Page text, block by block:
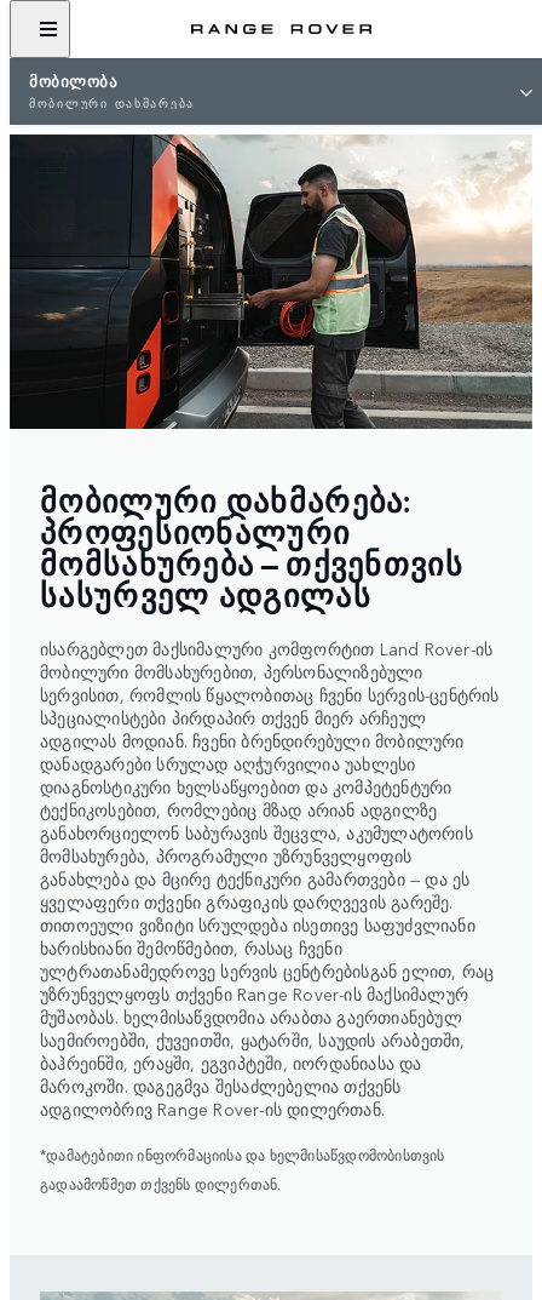
ᲛᲝᲑᲘᲚᲝᲑᲐ
ᲛᲝᲑᲘᲚᲣᲠᲘ ᲓᲐᲮᲛᲐᲠᲔᲑᲐ
ᲛᲝᲑᲘᲚᲣᲠᲘ ᲓᲐᲮᲛᲐᲠᲔᲑᲐ:
ᲞᲠᲝᲤᲔᲡᲘᲝᲜᲐᲚᲣᲠᲘ
ᲛᲝᲛᲡᲐᲮᲣᲠᲔᲑᲐ – ᲗᲥᲕᲔᲜᲗᲕᲘᲡ
ᲡᲐᲡᲣᲠᲕᲔᲚ ᲐᲓᲒᲘᲚᲐᲡ
ისარგებლეთ მაქსიმალური კომფორტით Land Rover-ის
მობილური მომსახურებით, პერსონალიზებული
სერვისით, რომლის წყალობითაც ჩვენი სერვის-ცენტრის
სპეციალისტები პირდაპირ თქვენ მიერ არჩეულ
ადგილას მოდიან. ჩვენი ბრენდირებული მობილური
დანადგარები სრულად აღჭურვილია უახლესი
დიაგნოსტიკური ხელსაწყოებით და კომპეტენტური
ტექნიკოსებით, რომლებიც მზად არიან ადგილზე
განახორციელონ საბურავის შეცვლა, აკუმულატორის
მომსახურება, პროგრამული უზრუნველყოფის
განახლება და მცირე ტექნიკური გამართვები — და ეს
ყველაფერი თქვენი გრაფიკის დარღვევის გარეშე.
თითოეული ვიზიტი სრულდება ისეთივე საფუძვლიანი
ხარისხიანი შემოწმებით, რასაც ჩვენი
ულტრათანამედროვე სერვის ცენტრებისგან ელით, რაც
უზრუნველყოფს თქვენი Range Rover-ის მაქსიმალურ
მუშაობას. ხელმისაწვდომია არაბთა გაერთიანებულ
საემიროებში, ქუვეითში, ყატარში, საუდის არაბეთში,
ბაჰრეინში, ერაყში, ეგვიპტეში, იორდანიასა და
მაროკოში. დაგეგმვა შესაძლებელია თქვენს
ადგილობრივ Range Rover-ის დილერთან.
*დამატებითი ინფორმაციისა და ხელმისაწვდომობისთვის
გადაამოწმეთ თქვენს დილერთან.